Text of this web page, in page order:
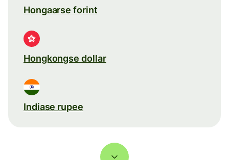
Hongaarse forint
Hongkongse dollar
Indiase rupee